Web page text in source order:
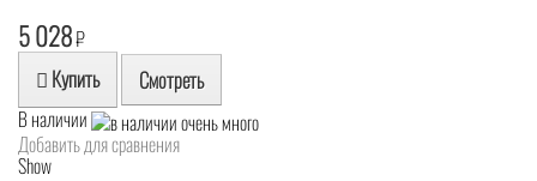
5 028₽
Купить Смотреть
В наличии
Добавить для сравнения
Show